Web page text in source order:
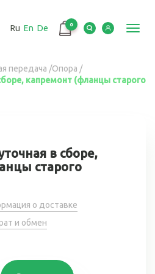
Ru En De 0
передача /Опора /
капремонт (фланцы старого
в сборе,
старого
о доставке
и обмен